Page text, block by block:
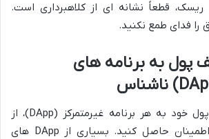
قطعاً نشانه ای از کلاهبرداری است.
را فدای طمع نکنید.
پول به برنامه های
قبل از اتصال کیف پول خود به هر برنامه غیرمتمرکز (DApp)، از
اعتبار و امنیت آن اطمینان حاصل کنید. بسیاری از DApp های